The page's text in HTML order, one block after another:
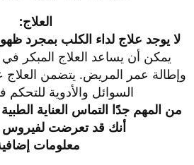
العلاج:
لا يوجد علاج لداء الكلب بمجرد
يمكن أن يساعد العلاج المبكر
وإطالة عمر المريض. يتضمن العلاج
السوائل والأدوية
من المهم جدًا التماس العناية
أنك قد تعرضت لفيروس
معلومات